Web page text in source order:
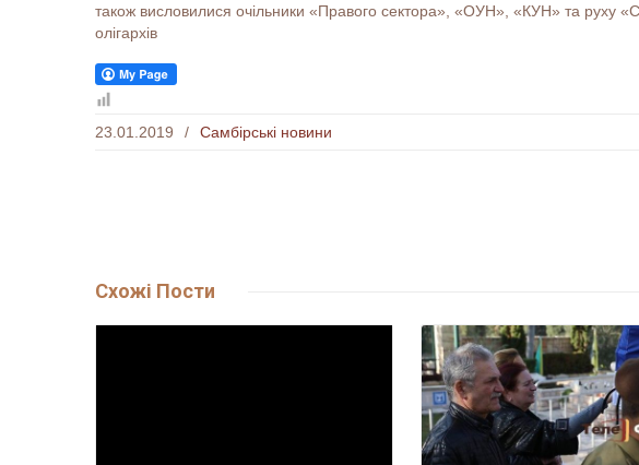
також висловилися очільники «Правого сектора», «ОУН», «КУН» та руху
олігархів
23.01.2019 / Самбірські новини
Схожі Пости